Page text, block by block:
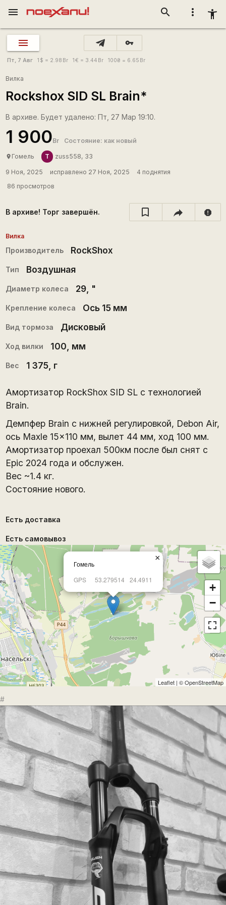
more_vert accessibility_new
search
menu
vpn_key
Пт, 7 Авг 1 $ = 2.98 Br 1€ = 3.44 Br 100₴ = 6.65 Br
Вилка
Rockshox SID SL Brain*
В архиве. Будет удалено: Пт, 27 Мар 19:10.
1 900Br Состояние: как новый
place Гомель Т zuss558, 33
9 Ноя, 2025 исправлено 27 Ноя, 2025
4 поднятия
86 просмотров
В архиве! Торг завершён. report
Вилка
Производитель RockShox
Тип Воздушная
Диаметр колеса 29, "
Крепление колеса Ось 15 мм
Вид тормоза Дисковый
Ход вилки 100 , мм
Вес 1 375, г
Амортизатор RockShox SID SL с технологией
Brain.
Демпфер Brain с нижней регулировкой, Debon Air,
ось Maxle 15x110 мм, вылет 44 мм, ход 100 мм.
Амортизатор проехал 500км после был снят с
Epic 2024 года и обслужен.
Вес ~1.4 кг.
Состояние нового.
Есть доставка
Есть самовывоз
Гомель
GPS
53.279514 24.4911
×
+
−
Leaflet | ©OpenStreetMap
#